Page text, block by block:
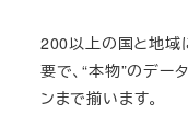
200以上の国と地域
要で、“本物”のデー
ンまで揃います。